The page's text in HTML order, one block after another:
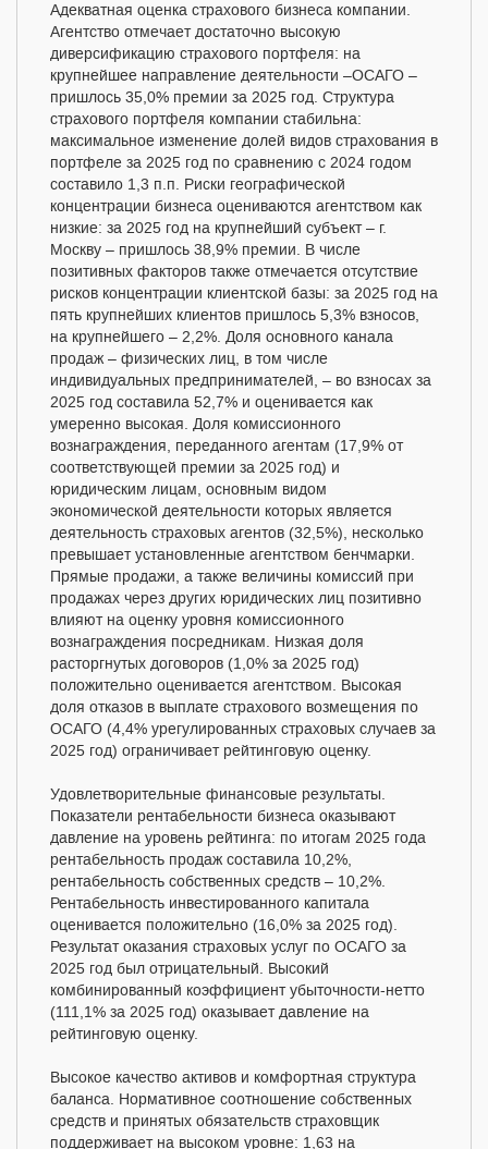
Адекватная оценка страхового бизнеса компании.
Агентство отмечает достаточно высокую
диверсификацию страхового портфеля: на
крупнейшее направление деятельности –ОСАГО –
пришлось 35,0% премии за 2025 год. Структура
страхового портфеля компании стабильна:
максимальное изменение долей видов страхования в
портфеле за 2025 год по сравнению с 2024 годом
составило 1,3 п.п. Риски географической
концентрации бизнеса оцениваются агентством как
низкие: за 2025 год на крупнейший субъект – г.
Москву – пришлось 38,9% премии. В числе
позитивных факторов также отмечается отсутствие
рисков концентрации клиентской базы: за 2025 год на
пять крупнейших клиентов пришлось 5,3% взносов,
на крупнейшего – 2,2%. Доля основного канала
продаж – физических лиц, в том числе
индивидуальных предпринимателей, – во взносах за
2025 год составила 52,7% и оценивается как
умеренно высокая. Доля комиссионного
вознаграждения, переданного агентам (17,9% от
соответствующей премии за 2025 год) и
юридическим лицам, основным видом
экономической деятельности которых является
деятельность страховых агентов (32,5%), несколько
превышает установленные агентством бенчмарки.
Прямые продажи, а также величины комиссий при
продажах через других юридических лиц позитивно
влияют на оценку уровня комиссионного
вознаграждения посредникам. Низкая доля
расторгнутых договоров (1,0% за 2025 год)
положительно оценивается агентством. Высокая
доля отказов в выплате страхового возмещения по
ОСАГО (4,4% урегулированных страховых случаев за
2025 год) ограничивает рейтинговую оценку.
Удовлетворительные финансовые результаты.
Показатели рентабельности бизнеса оказывают
давление на уровень рейтинга: по итогам 2025 года
рентабельность продаж составила 10,2%,
рентабельность собственных средств – 10,2%.
Рентабельность инвестированного капитала
оценивается положительно (16,0% за 2025 год).
Результат оказания страховых услуг по ОСАГО за
2025 год был отрицательный. Высокий
комбинированный коэффициент убыточности-нетто
(111,1% за 2025 год) оказывает давление на
рейтинговую оценку.
Высокое качество активов и комфортная структура
баланса. Нормативное соотношение собственных
средств и принятых обязательств страховщик
поддерживает на высоком уровне: 1,63 на